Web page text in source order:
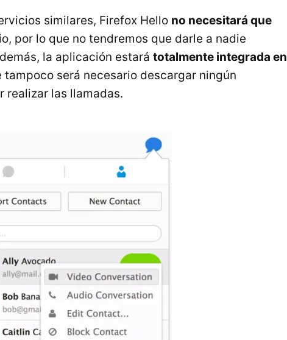
similares, Firefox Hello no necesitará que
por lo que no tendremos que darle a nadie
la aplicación estará totalmente integrada en
tampoco será necesario descargar ningún
realizar las llamadas.